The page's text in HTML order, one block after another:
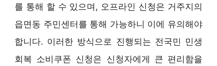
를 통해 할 수 있으며, 오프라인 신청은 거주지의
읍면동 주민센터를 통해 가능하니 이에 유의해야
합니다. 이러한 방식으로 진행되는 전국민 민생
회복 소비쿠폰 신청은 신청자에게 큰 편리함을